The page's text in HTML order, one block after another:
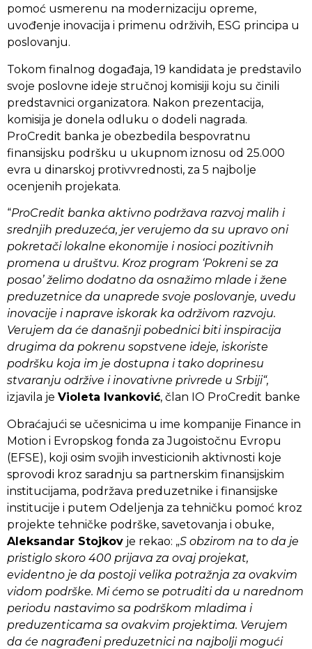
pomoć usmerenu na modernizaciju opreme,
uvođenje inovacija i primenu održivih, ESG principa u
poslovanju.
Tokom finalnog događaja, 19 kandidata je predstavilo
svoje poslovne ideje stručnoj komisiji koju su činili
predstavnici organizatora. Nakon prezentacija,
komisija je donela odluku o dodeli nagrada.
ProCredit banka je obezbedila bespovratnu
finansijsku podršku u ukupnom iznosu od 25.000
evra u dinarskoj protivvrednosti, za 5 najbolje
ocenjenih projekata.
“ProCredit banka aktivno podržava razvoj malih i
srednjih preduzeća, jer verujemo da su upravo oni
pokretači lokalne ekonomije i nosioci pozitivnih
promena u društvu. Kroz program ‘Pokreni se za
posao’ želimo dodatno da osnažimo mlade i žene
preduzetnice da unaprede svoje poslovanje, uvedu
inovacije i naprave iskorak ka održivom razvoju.
Verujem da će današnji pobednici biti inspiracija
drugima da pokrenu sopstvene ideje, iskoriste
podršku koja im je dostupna i tako doprinesu
stvaranju održive i inovativne privrede u Srbiji“,
izjavila je Violeta Ivanković, član IO ProCredit banke
Obraćajući se učesnicima u ime kompanije Finance in
Motion i Evropskog fonda za Jugoistočnu Evropu
(EFSE), koji osim svojih investicionih aktivnosti koje
sprovodi kroz saradnju sa partnerskim finansijskim
institucijama, podržava preduzetnike i finansijske
institucije i putem Odeljenja za tehničku pomoć kroz
projekte tehničke podrške, savetovanja i obuke,
Aleksandar Stojkov je rekao: „S obzirom na to da je
pristiglo skoro 400 prijava za ovaj projekat,
evidentno je da postoji velika potražnja za ovakvim
vidom podrške. Mi ćemo se potruditi da u narednom
periodu nastavimo sa podrškom mladima i
preduzenticama sa ovakvim projektima. Verujem
da će nagrađeni preduzetnici na najbolji mogući